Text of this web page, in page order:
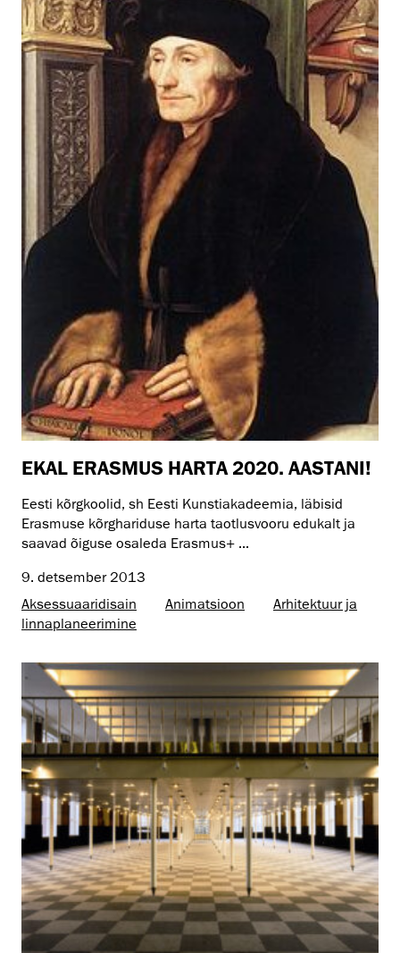
EKAL ERASMUS HARTA 2020. AASTANI!
Eesti kõrgkoolid, sh Eesti Kunstiakadeemia, läbisid
Erasmuse kõrghariduse harta taotlusvooru edukalt ja
saavad õiguse osaleda Erasmus+ ...
9. detsember 2013
Aksessuaaridisain
Animatsioon
Arhitektuur ja
linnaplaneerimine